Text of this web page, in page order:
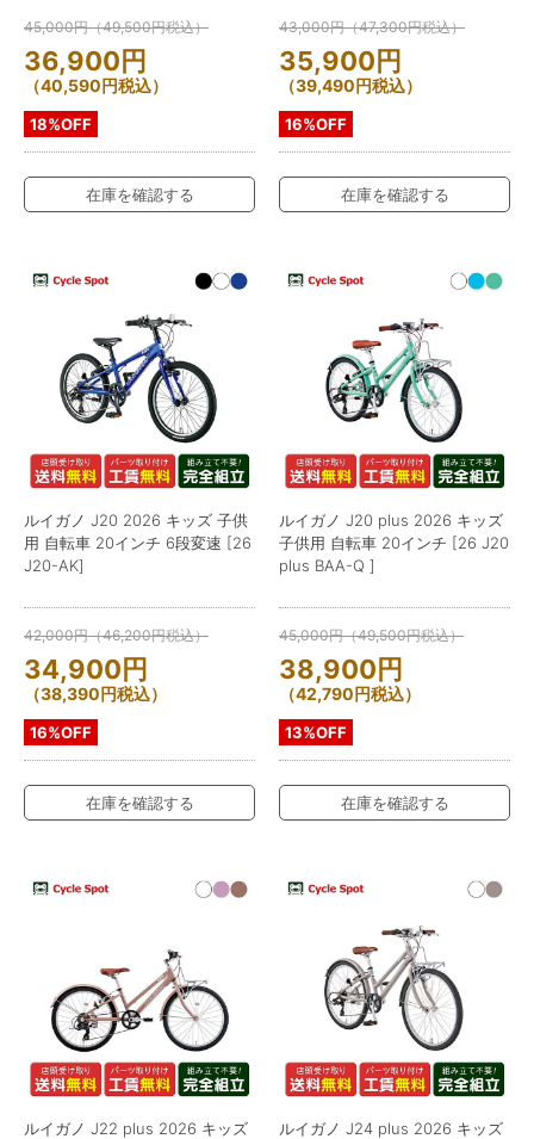
45,000円（49,500円税込）
36,900円
（40,590円税込）
18%OFF
在庫を確認する
43,000円（47,300円税込）
35,900円
（39,490円税込）
16%OFF
在庫を確認する
ルイガノ J20 2026 キッズ 子供
用 自転車 20インチ 6段変速 [26
J20-AK]
42,000円（46,200円税込）
34,900円
（38,390円税込）
16%OFF
在庫を確認する
ルイガノ J20 plus 2026 キッズ
子供用 自転車 20インチ [26 J20
plus BAA-Q ]
45,000円（49,500円税込）
38,900円
（42,790円税込）
13%OFF
在庫を確認する
ルイガノ J22 plus 2026 キッズ
ルイガノ J24 plus 2026 キッズ